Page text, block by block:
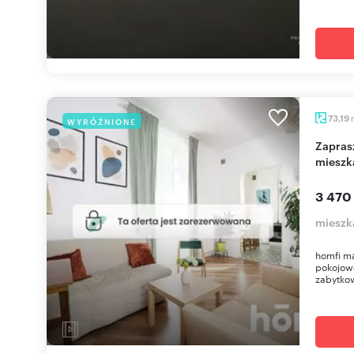
WYRÓŻNIONE 73,19
Zapraszam do wynajmu 3-pokojowego
3 470
homfi